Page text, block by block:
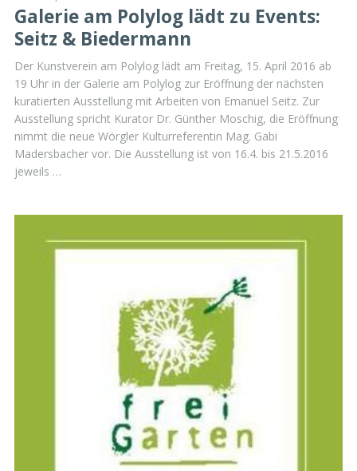
Galerie am Polylog lädt zu Events:
Seitz & Biedermann
Der Kunstverein am Polylog lädt am Freitag, 15. April 2016 ab
19 Uhr in der Galerie am Polylog zur Eröffnung der nächsten
kuratierten Ausstellung mit Arbeiten von Emanuel Seitz. Zur
Ausstellung spricht Kurator Dr. Günther Moschig, die Eröffnung
nimmt die neue Wörgler Kulturreferentin Mag. Gabi
Madersbacher vor. Die Ausstellung ist von 16.4. bis 21.5.2016
jeweils …